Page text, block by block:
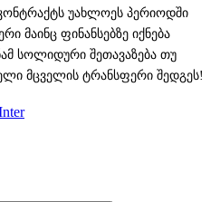
უახლოეს პერიოდში
მაინც ფინანსებზე იქნება
სოლიდური შეთავაზება თუ
მცველის ტრანსფერი შედგეს!